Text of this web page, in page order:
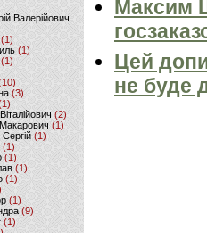
Валерійович
(1)
(1)
(1)
(3)
(2)
(1)
(1)
(1)
(1)
(1)
(1)
(1)
(9)
(1)
Максим
Цей
не буде